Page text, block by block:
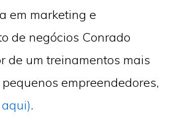
em marketing e
de negócios Conrado
de um treinamentos mais
empreendedores,
.